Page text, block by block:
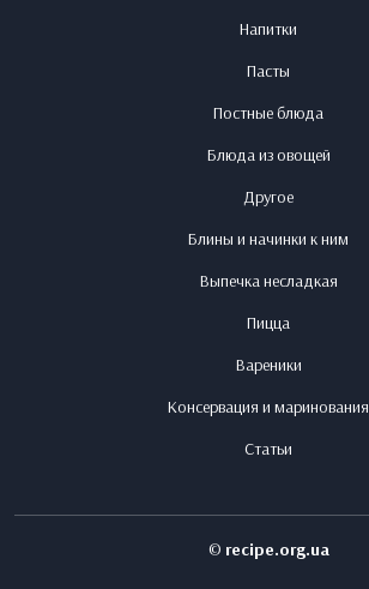
Напитки
Пасты
Постные блюда
Блюда из овощей
Другое
Блины и начинки к ним
Выпечка несладкая
Пицца
Вареники
Консервация и маринования
Статьи
© recipe.org.ua